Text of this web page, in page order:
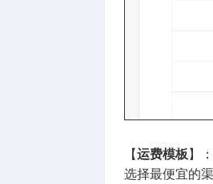
【运费模板 】
选择最便宜的